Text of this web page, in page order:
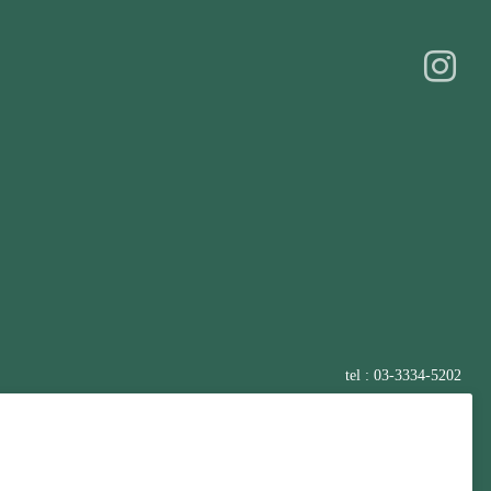
tel : 03-3334-5202